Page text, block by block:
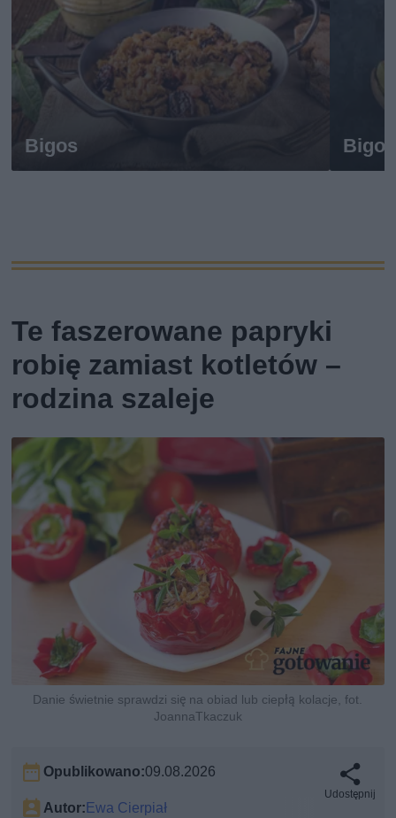
Bigos Bigos
Te faszerowane papryki
robię zamiast kotletów –
rodzina szaleje
Danie świetnie sprawdzi się na obiad lub ciepłą kolacje, fot.
JoannaTkaczuk
Opublikowano:09.08.2026
Autor: Ewa Cierpiał
Udostępnij